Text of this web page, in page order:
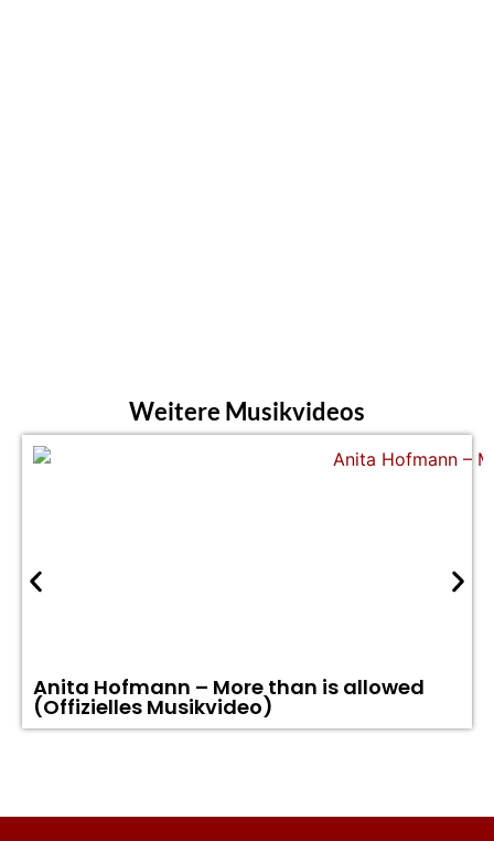
Weitere Musikvideos
Anita Hofmann – More than is allowed
(Offizielles Musikvideo)